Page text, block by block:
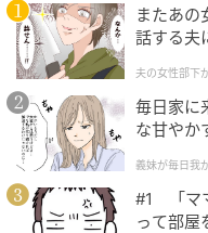
まさかの要求だったの
ました（笑）。正直
も）が履く！」となる
なにやってんの？」み
た。
---リクエスト通りにし
す。その後、娘さんは
またあの
話する夫
夫の女性部下
毎日家に
な甘やか
が】
義妹が毎日我
#1 「マ
って部屋